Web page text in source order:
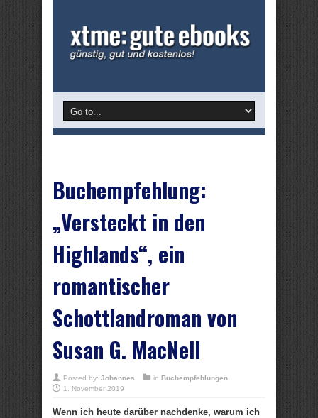
Buchempfehlung:
„Versteckt in den
Highlands“, ein
romantischer
Schottlandroman von
Susan G. MacNell
Posted by: Johannes in Buchempfehlungen
1. November 2019
Wenn ich heute darüber nachdenke, warum ich